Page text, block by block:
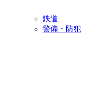
鉄道
警備・防犯